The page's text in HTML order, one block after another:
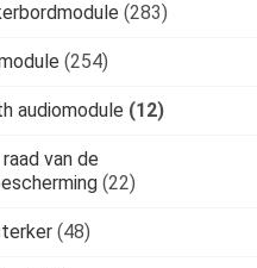
(283)
(254)
audiomodule (12)
van de
(22)
(48)